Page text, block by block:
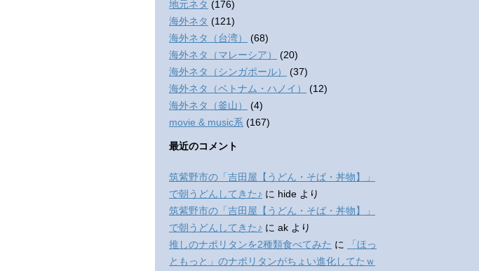
地元ネタ (176)
海外ネタ (121)
海外ネタ（台湾）
(68)
海外ネタ（マレーシア）
(20)
海外ネタ（シンガポール）
(37)
海外ネタ（ベトナム・ハノイ）
(12)
海外ネタ（釜山）
(4)
movie & music系 (167)
最近のコメント
筑紫野市の「吉田屋【うどん・そば・丼物】」
で朝うどんしてきた♪ に hide より
筑紫野市の「吉田屋【うどん・そば・丼物】」
で朝うどんしてきた♪ に ak より
推しのナポリタンを2種類食べてみた に
「ほっ
ともっと」のナポリタンがちょい進化してたｗ